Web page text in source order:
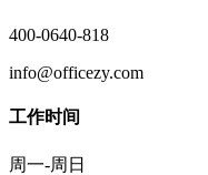
400-0640-818
info@officezy.com
工作时间
周一-周日